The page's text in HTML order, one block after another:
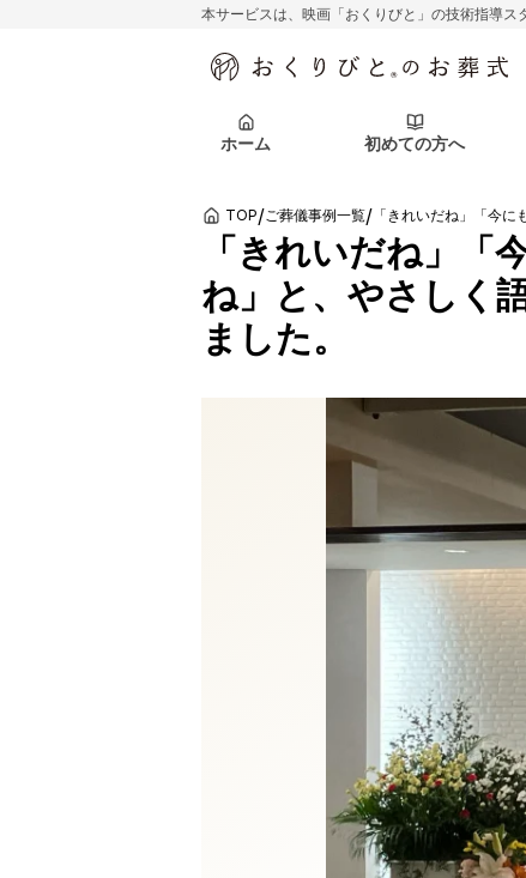
本サービスは、映画「おくりびと」の技術指導ス
ホーム 初めての方へ
初めての方へ 初めての方
アフターサ
関東エリア 東京都
北海道エリア 札幌市
お客様の声 ご葬儀事例
葬儀の知識 葬儀の知識
初めての方へ 初めての方へ
会社を知る スタッフ一覧
関東エリア 東京都
北海道エリア 札幌市
お客様の声 ご葬儀事例
葬儀の知識 葬儀の知識
TOP/ご葬儀事例一覧/
「きれいだね」「
ね」と、やさしく
ました。